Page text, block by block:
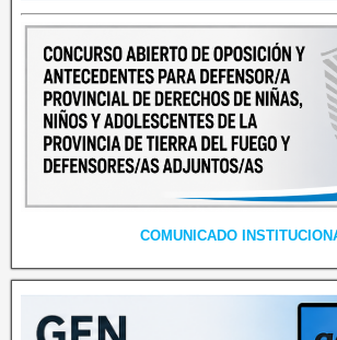
COMUNICADO